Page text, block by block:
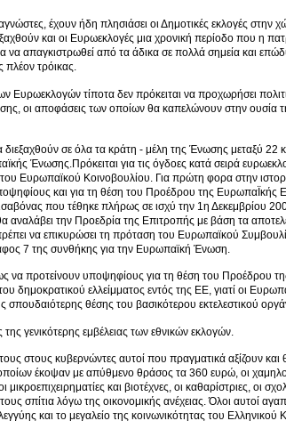
έχουν ήδη πλησιάσει οι Δημοτικές εκλογές στην
και οι Ευρωεκλογές μια χρονική περίοδο που η
να απαγκιστρωθεί από τα άδικα σε πολλά σημεία και
πλέον τρόικας.
τίποτα δεν πρόκειται να προχωρήσει
οι αποφάσεις των οποίων θα καπελώνουν στην ουσία
σε όλα τα κράτη - μέλη της Ένωσης μεταξύ 22
Ένωσης.Πρόκειται για τις όγδοες κατά σειρά
Ευρωπαϊκού Κοινοβουλίου. Για πρώτη φορα στην
και για τη θέση του Προέδρου της ΕυρωπαΪκής
που τέθηκε πλήρως σε ισχύ την 1η Δεκεμβρίου
την Προεδρία της Επιτροπής με βάση τα
να επικυρώσει τη πρόταση του Ευρωπαϊκού
7 της συνθήκης για την Ευρωπαϊκή Ένωση.
να προτείνουν υποψηφίους για τη θέση του Προέδρου
δημοκρατικού ελλείμματος εντός της ΕΕ, γιατί οι
θέσης του βασικότερου εκτελεστικού
γενικότερης εμβέλειας των εθνικών εκλογών.
στους κυβερνώντες αυτοί που πραγματικά αξίζουν
έκοψαν με απύθμενο θράσος τα 360 ευρώ, οι
και βιοτέχνες, οι καθαρίστριες, οι
σπίτια λόγω της οικονομικής ανέχειας. Όλοι αυτοί
και το μεγαλείο της κοινωνικότητας του Ελληνικού